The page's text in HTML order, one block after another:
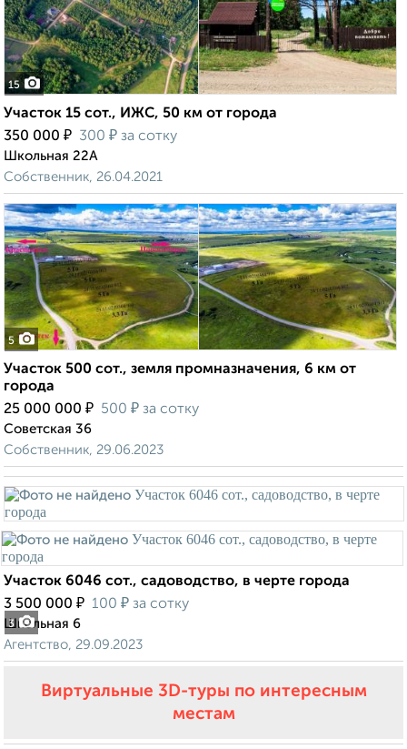
15
Участок 15 сот., ИЖС, 50 км от города
350 000 ₽ 300 ₽ за сотку
Школьная 22А
Собственник, 26.04.2021
5
Участок 500 сот., земля промназначения, 6 км от
города
25 000 000 ₽ 500 ₽ за сотку
Советская 36
Собственник, 29.06.2023
3
Участок 6046 сот., садоводство, в черте города
3 500 000 ₽ 100 ₽ за сотку
Школьная 6
Агентство, 29.09.2023
Виртуальные 3D-туры по интересным
местам